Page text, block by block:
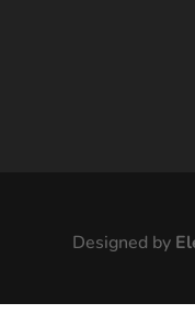
Designed by